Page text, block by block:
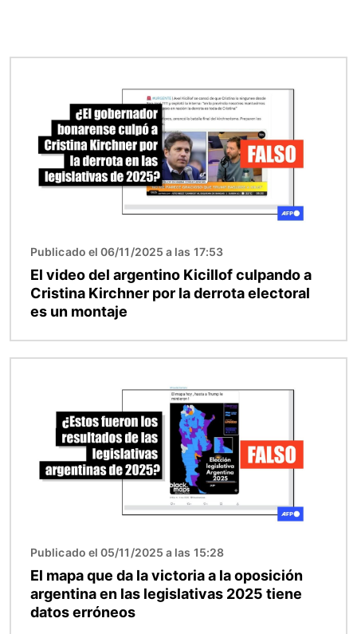
Publicado el 06/11/2025 a las 17:53
El video del argentino Kicillof culpando a
Cristina Kirchner por la derrota electoral
es un montaje
Publicado el 05/11/2025 a las 15:28
El mapa que da la victoria a la oposición
argentina en las legislativas 2025 tiene
datos erróneos